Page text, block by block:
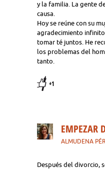
y la familia. La gente
causa.
Hoy se reúne con su
agradecimiento
tomar té juntos. He
los problemas del
tanto.
+1
EMPEZAR
ALMUDENA
Después del divorcio,